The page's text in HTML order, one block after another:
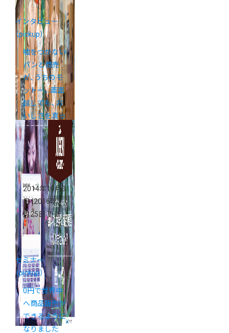
インタビュー
（pickup）
嘘をつかない
パンと商売
が、うちのモ
ットー。画面
越しでも、お
いしさを真っ
すぐ届けた
い。
2014年10月3
日（2016年1
月25日 更新）
セミナー
（pickup）
0円で世界中
へ商品販売が
できるように
なりました